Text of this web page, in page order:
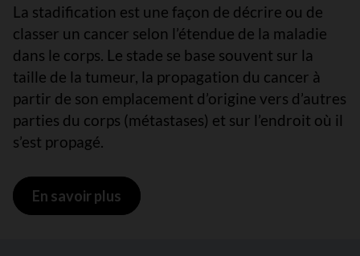
La stadification est une façon de décrire ou de
classer un cancer selon l’étendue de la maladie
dans le corps. Le stade se base souvent sur la
taille de la tumeur, la propagation du cancer à
partir de son emplacement d’origine vers d’autres
parties du corps (métastases) et sur l’endroit où il
s’est propagé.
En savoir plus sur Stadification du cancer